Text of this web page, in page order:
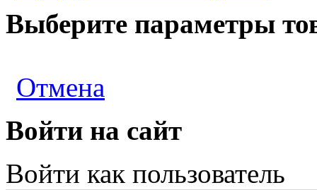
Выберите параметры
Отмена
Войти на сайт
Войти как пользователь